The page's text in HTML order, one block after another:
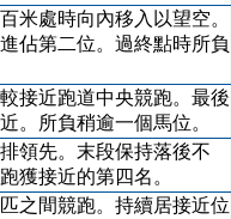
米處時向內移入以望空。
佔第二位。過終點時所負
接近跑道中央競跑。最後
。所負稍逾一個馬位。
領先。末段保持落後不
獲接近的第四名。
之間競跑。持續居接近位